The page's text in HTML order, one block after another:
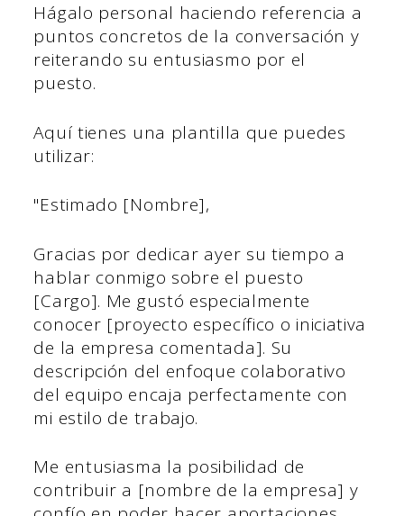
Hágalo personal haciendo referencia a
puntos concretos de la conversación y
reiterando su entusiasmo por el
puesto.
Aquí tienes una plantilla que puedes
utilizar:
"Estimado [Nombre],
Gracias por dedicar ayer su tiempo a
hablar conmigo sobre el puesto
[Cargo]. Me gustó especialmente
conocer [proyecto específico o iniciativa
de la empresa comentada]. Su
descripción del enfoque colaborativo
del equipo encaja perfectamente con
mi estilo de trabajo.
Me entusiasma la posibilidad de
contribuir a [nombre de la empresa] y